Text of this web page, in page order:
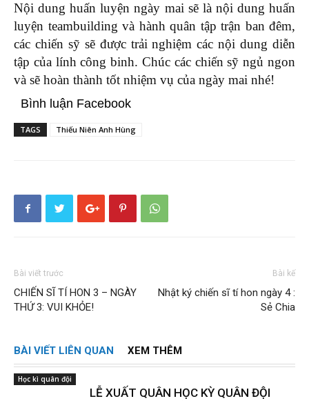
Nội dung huấn luyện ngày mai sẽ là nội dung huấn
luyện teambuilding và hành quân tập trận ban đêm,
các chiến sỹ sẽ được trải nghiệm các nội dung diễn
tập của lính công binh. Chúc các chiến sỹ ngủ ngon
và sẽ hoàn thành tốt nhiệm vụ của ngày mai nhé!
Bình luận Facebook
TAGS Thiếu Niên Anh Hùng
Bài viết trước
CHIẾN SĨ TÍ HON 3 – NGÀY
THỨ 3: VUI KHỎE!
Bài kế
Nhật ký chiến sĩ tí hon ngày 4 :
Sẻ Chia
BÀI VIẾT LIÊN QUAN XEM THÊM
Học kì quân đội
LỄ XUẤT QUÂN HỌC KỲ QUÂN ĐỘI